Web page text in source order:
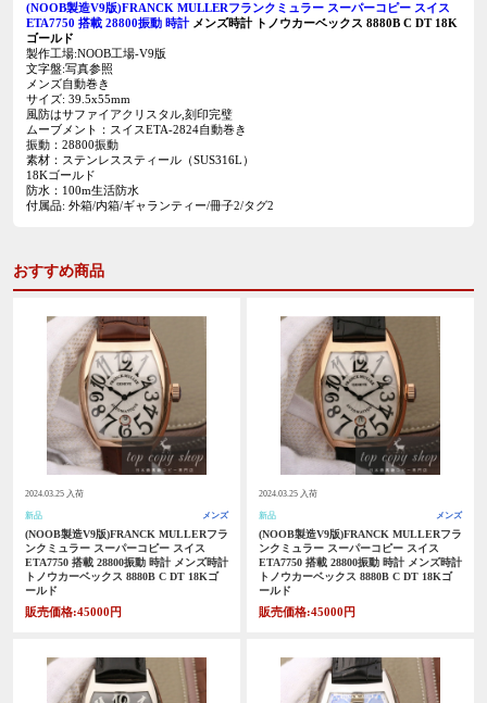
(NOOB製造V9版)FRANCK MULLERフランクミュラー スーパーコピー スイス
ETA7750 搭載 28800振動 時計メンズ時計 トノウカーベックス 8880B C DT 18K
ゴールド
製作工場:NOOB工場-V9版
文字盤:写真参照
メンズ自動巻き
サイズ: 39.5x55mm
風防はサファイアクリスタル,刻印完璧
ムーブメント：スイスETA-2824自動巻き
振動：28800振動
素材：ステンレススティール（SUS316L）
18Kゴールド
防水：100m生活防水
付属品: 外箱/内箱/ギャランティー/冊子2/タグ2
おすすめ商品
2024.03.25 入荷
新品 メンズ
(NOOB製造V9版)FRANCK MULLERフラ
ンクミュラー スーパーコピー スイス
ETA7750 搭載 28800振動 時計 メンズ時計
トノウカーベックス 8880B C DT 18Kゴ
ールド
販売価格:45000円
2024.03.25 入荷
新品 メンズ
(NOOB製造V9版)FRANCK MULLERフラ
ンクミュラー スーパーコピー スイス
ETA7750 搭載 28800振動 時計 メンズ時計
トノウカーベックス 8880B C DT 18Kゴ
ールド
販売価格:45000円